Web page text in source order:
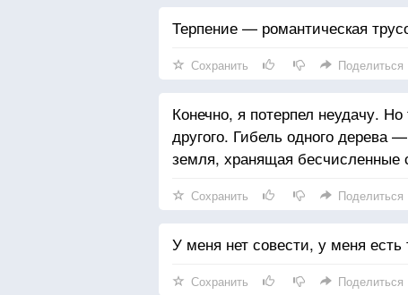
Терпение — романтическая
Сохранить Поделиться
Конечно, я потерпел неудачу.
другого. Гибель одного дерева
земля, хранящая бесчисленные
Сохранить Поделиться
У меня нет совести, у меня есть
Сохранить Поделиться